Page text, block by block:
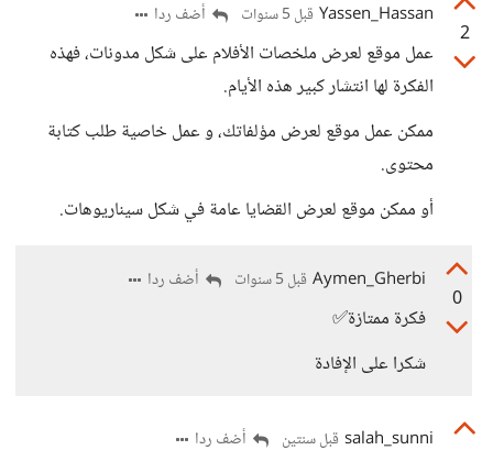
2
Yassen_Hassan قبل 5 سنوات أضف ردا
عمل موقع لعرض ملخصات الأفلام على شكل مدونات، فهذه
الفكرة لها انتشار كبير هذه الأيام.
ممكن عمل موقع لعرض مؤلفاتك، و عمل خاصية طلب كتابة
محتوى.
أو ممكن موقع لعرض القضايا عامة في شكل سيناريوهات.
0
Aymen_Gherbi قبل 5 سنوات أضف ردا
فكرة ممتازة✅
شكرا على الإفادة
salah_sunni قبل سنتين أضف ردا